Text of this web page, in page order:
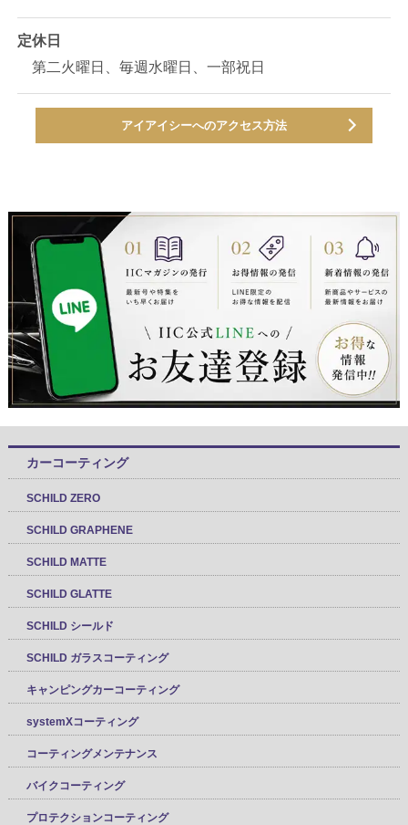
定休日
第二火曜日、毎週水曜日、一部祝日
アイアイシーへのアクセス方法
カーコーティング
SCHILD ZERO
SCHILD GRAPHENE
SCHILD MATTE
SCHILD GLATTE
SCHILD シールド
SCHILD ガラスコーティング
キャンピングカーコーティング
systemXコーティング
コーティングメンテナンス
バイクコーティング
プロテクションコーティング